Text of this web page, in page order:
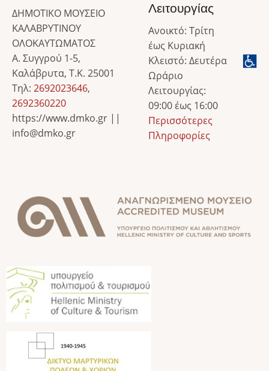
ΔΗΜΟΤΙΚΟ ΜΟΥΣΕΙΟ
ΚΑΛΑΒΡΥΤΙΝΟΥ
ΟΛΟΚΑΥΤΩΜΑΤΟΣ
Α. Συγγρού 1-5,
Καλάβρυτα, Τ.Κ. 25001
Τηλ: 2692023646,
2692360220
https://www.dmko.gr ||
info@dmko.gr
Λειτουργίας
Ανοικτό: Τρίτη
έως Κυριακή
Κλειστό: Δευτέρα
Ωράριο
Λειτουργίας:
09:00 έως 16:00
Περισσότερες
Πληροφορίες
Image
Image